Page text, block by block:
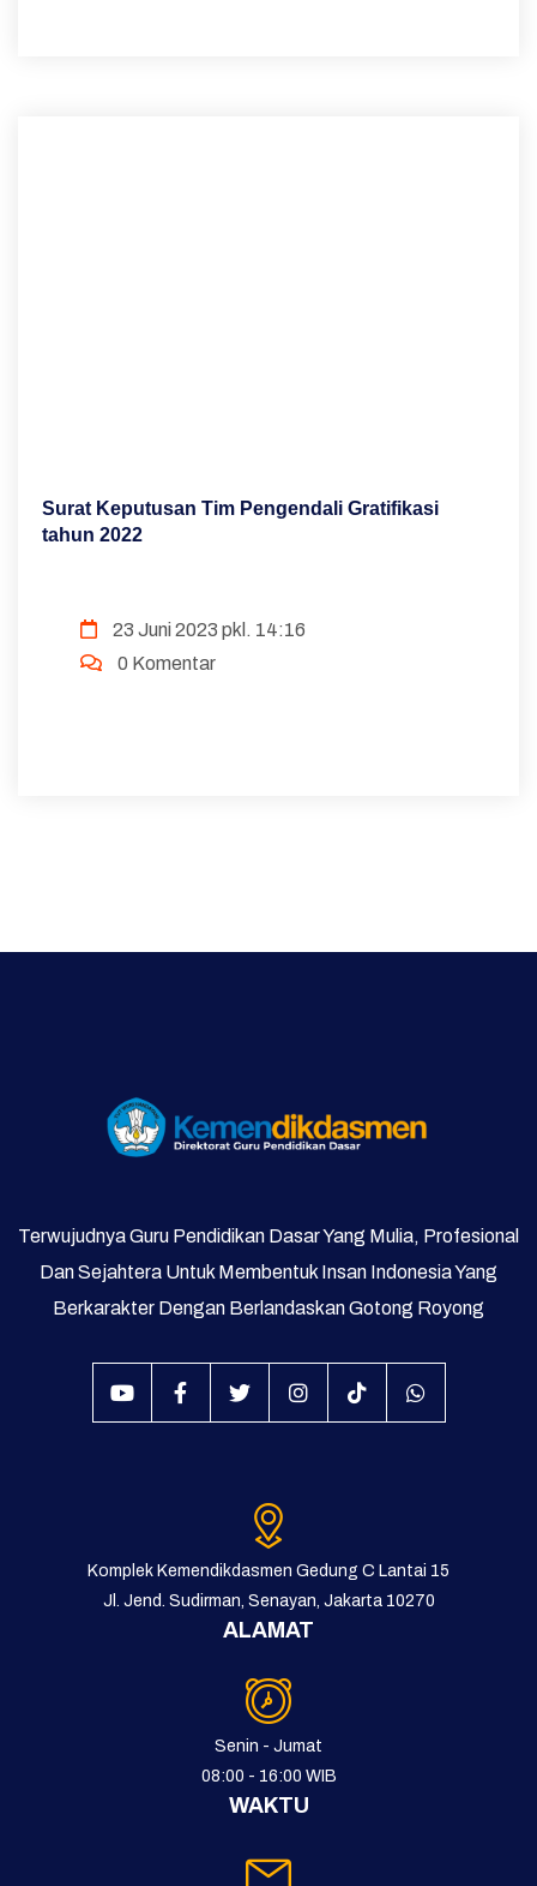
Surat Keputusan Tim Pengendali Gratifikasi
tahun 2022
23 Juni 2023 pkl. 14:16
0 Komentar
Terwujudnya Guru Pendidikan Dasar Yang Mulia, Profesional
Dan Sejahtera Untuk Membentuk Insan Indonesia Yang
Berkarakter Dengan Berlandaskan Gotong Royong
Komplek Kemendikdasmen Gedung C Lantai 15
Jl. Jend. Sudirman, Senayan, Jakarta 10270
ALAMAT
Senin - Jumat
08:00 - 16:00 WIB
WAKTU